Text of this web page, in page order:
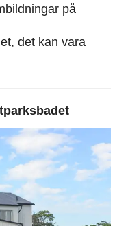
på
det kan vara